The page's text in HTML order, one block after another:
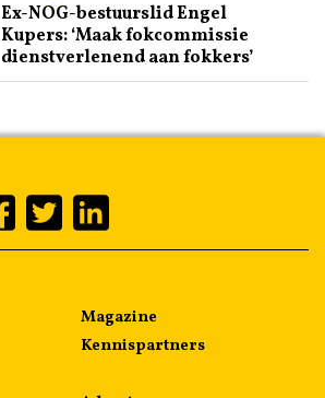
Ex-NOG-bestuurslid Engel
Kupers: ‘Maak fokcommissie
dienstverlenend aan fokkers’
Magazine
Kennispartners